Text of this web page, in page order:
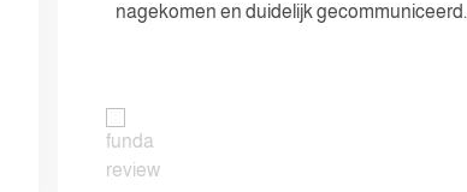
nagekomen en duidelijk gecommuniceerd.